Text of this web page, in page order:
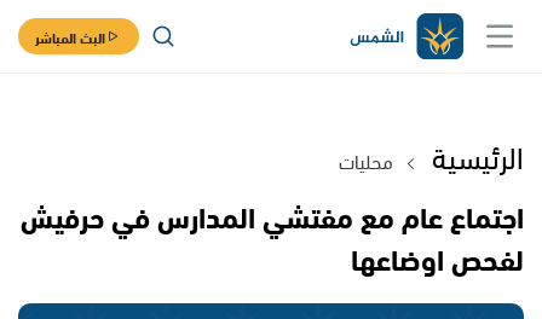
البث المباشر
الرئيسية محليات
اجتماع عام مع مفتشي المدارس في حرفيش
لفحص اوضاعها